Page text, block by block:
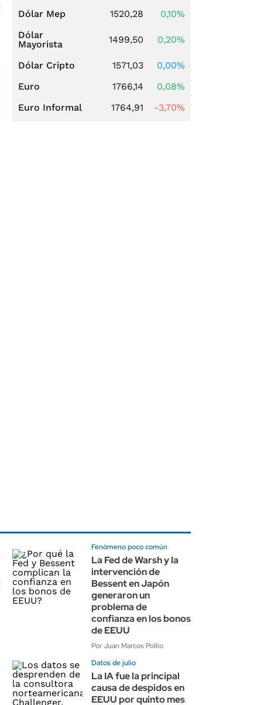
Dólar Mep 1520,28
0,10%
Dólar
Mayorista
1499,50 0,20%
Dólar Cripto 1571,03
0,00%
Euro
1766,14
0,08%
Euro Informal
1764,91 -3,70%
Fenómeno poco común
La Fed de Warsh y la
intervención de
Bessent en Japón
generaron un
problema de
confianza en los bonos
de EEUU
Por Juan Marcos Pollio
Datos de julio
La IA fue la principal
causa de despidos en
EEUU por quinto mes